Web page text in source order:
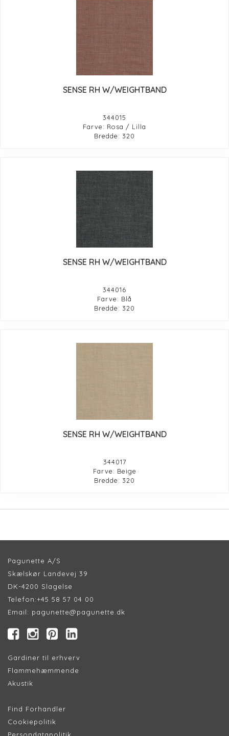
SENSE RH W/WEIGHTBAND
344015
Farve: Rosa / Lilla
Bredde: 320
SENSE RH W/WEIGHTBAND
344016
Farve: Blå
Bredde: 320
SENSE RH W/WEIGHTBAND
344017
Farve: Beige
Bredde: 320
Pagunette A/S
Skælskør Landevej 39
DK-4200 Slagelse
Telefon:+45 58 57 04 00
Email: pagunette@pagunette.dk
Gardiner til erhverv
Flammehæmmende
Akustik
Find Forhandler
Cookiepolitik